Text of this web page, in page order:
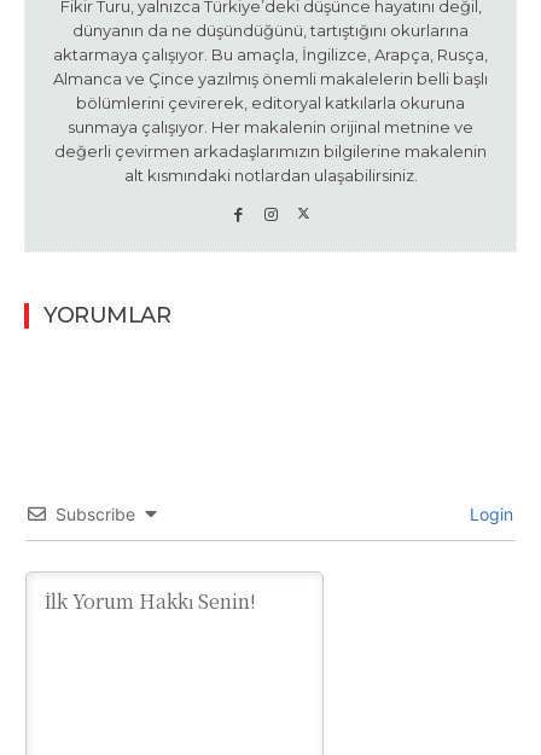
Fikir Turu, yalnızca Türkiye’deki düşünce hayatını değil,
dünyanın da ne düşündüğünü, tartıştığını okurlarına
aktarmaya çalışıyor. Bu amaçla, İngilizce, Arapça, Rusça,
Almanca ve Çince yazılmış önemli makalelerin belli başlı
bölümlerini çevirerek, editoryal katkılarla okuruna
sunmaya çalışıyor. Her makalenin orijinal metnine ve
değerli çevirmen arkadaşlarımızın bilgilerine makalenin
alt kısmındaki notlardan ulaşabilirsiniz.
YORUMLAR
Subscribe Login